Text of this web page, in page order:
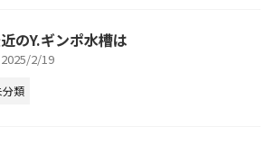
のY.ギンポ水槽は
2025/2/19
分類